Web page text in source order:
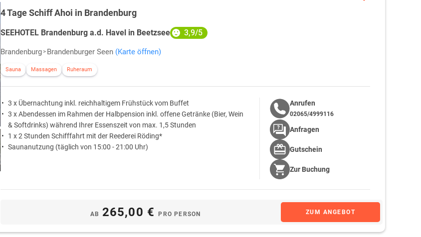
4 Tage Schiff Ahoi in Brandenburg
SEEHOTEL Brandenburg a.d. Havel in Beetzsee 3,9/5
Brandenburg Brandenburger Seen (Karte öffnen)
Sauna Massagen Ruheraum
3 x Übernachtung inkl. reichhaltigem Frühstück vom Buffet
3 x Abendessen im Rahmen der Halbpension inkl. offene Getränke (Bier, Wein
& Softdrinks) während Ihrer Essenszeit von max. 1,5 Stunden
1 x 2 Stunden Schifffahrt mit der Reederei Röding*
Saunanutzung (täglich von 15:00 - 21:00 Uhr)
AB 265,00 €PRO PERSON ZUM ANGEBOT
Anrufen
02065/4999116
Anfragen
Gutschein
Zur Buchung